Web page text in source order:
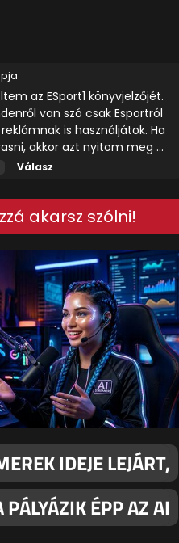
az ESport1 könyvjelzőjét.
van szó csak Esportról
is használjátok. Ha
akkor azt nyitom meg ...
Válasz
akarsz szólni!
IDEJE LEJÁRT,
ÉPP AZ AI